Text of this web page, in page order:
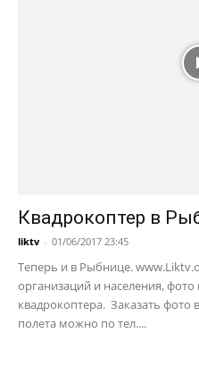
Квадрокоптер в
liktv - 01/06/2017 23:45
Теперь и в Рыбнице.
организаций и населения,
квадрокоптера. Заказать фото
полета можно по тел....